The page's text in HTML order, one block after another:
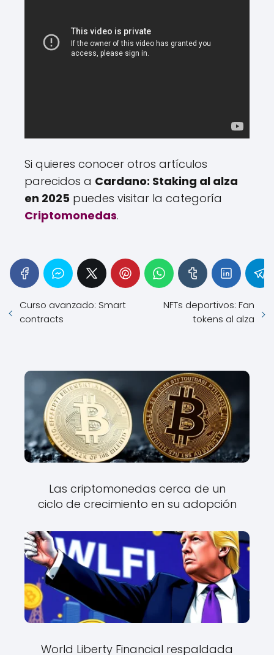
Si quieres conocer otros artículos
parecidos a Cardano: Staking al alza
en 2025 puedes visitar la categoría
Criptomonedas.
Curso avanzado: Smart
contracts
NFTs deportivos: Fan
tokens al alza
Las criptomonedas cerca de un
ciclo de crecimiento en su adopción
World Liberty Financial respaldada